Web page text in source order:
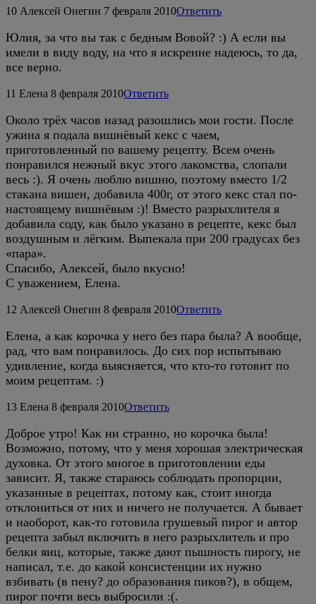
10 Алексей Онегин 7 февраля 2010Ответить
Юлия, за что вы так с бедным Вовой? :) А если вы
имели в виду воду, на что я искренне надеюсь, то да,
все верно.
11 Елена 8 февраля 2010Ответить
Около трёх часов назад разошлись мои гости. После
ужина я подала вишнёвый кекс с чаем,
приготовленный по вашему рецепту. Всем очень
понравился нежный вкус этого лакомства, слопали
весь :). Я очень люблю вишню, поэтому вместо 1/2
стакана вишен, добавила 400г, от этого кекс стал по-
настоящему вишнёвым :)! Вместо разрыхлителя я
добавила соду, как было указано в рецепте, кекс был
воздушным и лёгким. Выпекала при 200 градусах без
«пара».
Спасибо, Алексей, было вкусно!
С уважением, Елена.
12 Алексей Онегин 8 февраля 2010Ответить
Елена, а как корочка у него без пара была? А вообще,
рад, что вам понравилось. До сих пор испытываю
удивление, когда выясняется, что кто-то готовит по
моим рецептам. :)
13 Елена 8 февраля 2010Ответить
Доброе утро! Как ни странно, но корочка была!
Возможно, потому, что у меня хорошая электрическая
духовка. От этого многое в приготовлении еды
зависит. Я, также стараюсь соблюдать пропорции,
указанные в рецептах, потому как, стоит иногда
отклониться от них и ничего не получается. А бывает
и наоборот, как-то готовила грушевый пирог и автор
рецепта забыл включить в него разрыхлитель и про
белки яиц, которые, также дают пышность пирогу, не
написал, т.е. до какой консистенции их нужно
взбивать (в пену? до образования пиков?), в общем,
пирог почти весь выбросили :(.